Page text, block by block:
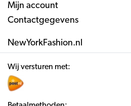
Mijn account
Contactgegevens
NewYorkFashion.nl
Wij versturen met: